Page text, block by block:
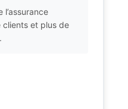
l’assurance
et plus de